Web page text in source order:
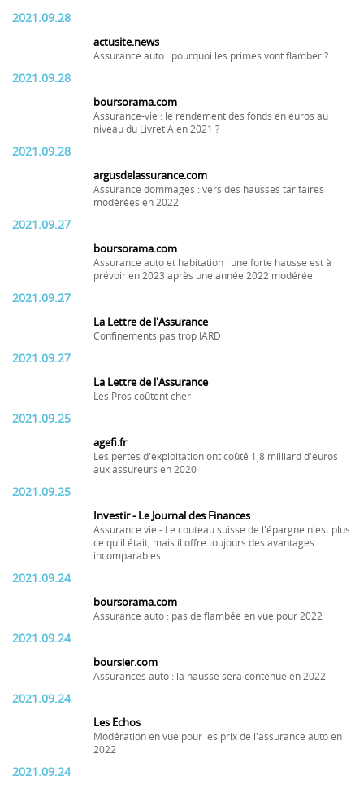
2021.09.28
actusite.news
Assurance auto : pourquoi les primes vont flamber ?
2021.09.28
boursorama.com
Assurance-vie : le rendement des fonds en euros au
niveau du Livret A en 2021 ?
2021.09.28
argusdelassurance.com
Assurance dommages : vers des hausses tarifaires
modérées en 2022
2021.09.27
boursorama.com
Assurance auto et habitation : une forte hausse est à
prévoir en 2023 après une année 2022 modérée
2021.09.27
La Lettre de l'Assurance
Confinements pas trop IARD
2021.09.27
La Lettre de l'Assurance
Les Pros coûtent cher
2021.09.25
agefi.fr
Les pertes d'exploitation ont coûté 1,8 milliard d'euros
aux assureurs en 2020
2021.09.25
Investir - Le Journal des Finances
Assurance vie - Le couteau suisse de l'épargne n'est plus
ce qu'il était, mais il offre toujours des avantages
incomparables
2021.09.24
boursorama.com
Assurance auto : pas de flambée en vue pour 2022
2021.09.24
boursier.com
Assurances auto : la hausse sera contenue en 2022
2021.09.24
Les Echos
Modération en vue pour les prix de l'assurance auto en
2022
2021.09.24